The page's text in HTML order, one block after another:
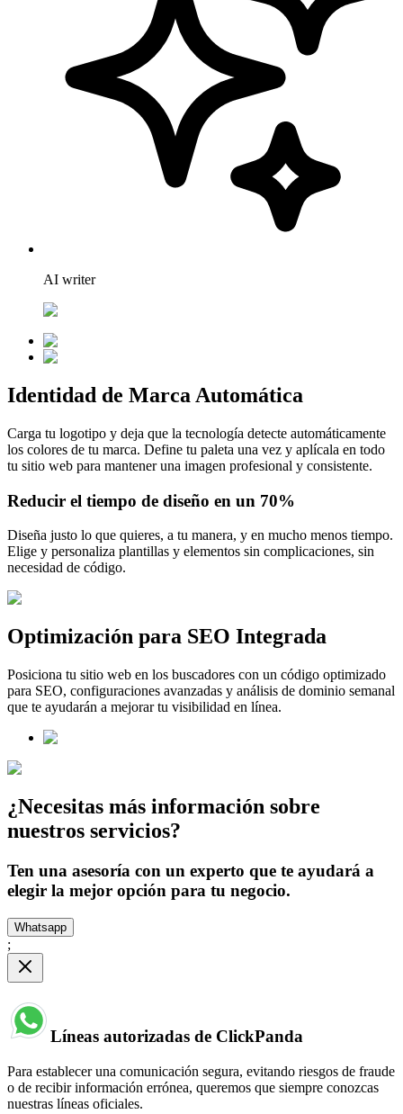
AI writer
Identidad de Marca Automática
Carga tu logotipo y deja que la tecnología detecte automáticamente
los colores de tu marca. Define tu paleta una vez y aplícala en todo
tu sitio web para mantener una imagen profesional y consistente.
Reducir el tiempo de diseño en un 70%
Diseña justo lo que quieres, a tu manera, y en mucho menos tiempo.
Elige y personaliza plantillas y elementos sin complicaciones, sin
necesidad de código.
Optimización para SEO Integrada
Posiciona tu sitio web en los buscadores con un código optimizado
para SEO, configuraciones avanzadas y análisis de dominio semanal
que te ayudarán a mejorar tu visibilidad en línea.
¿Necesitas más información sobre
nuestros servicios?
Ten una asesoría con un experto que te ayudará a
elegir la mejor opción para tu negocio.
Whatsapp
;
Líneas autorizadas de ClickPanda
Para establecer una comunicación segura, evitando riesgos de fraude
o de recibir información errónea, queremos que siempre conozcas
nuestras líneas oficiales.